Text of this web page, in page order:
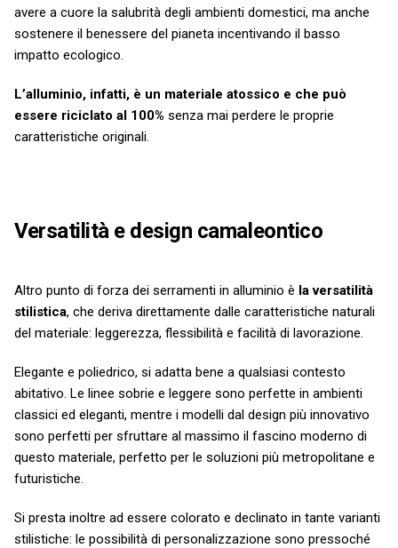
avere a cuore la salubrità degli ambienti domestici, ma anche
sostenere il benessere del pianeta incentivando il basso
impatto ecologico.
L’alluminio, infatti, è un materiale atossico e che può
essere riciclato al 100% senza mai perdere le proprie
caratteristiche originali.
Versatilità e design camaleontico
Altro punto di forza dei serramenti in alluminio è la versatilità
stilistica, che deriva direttamente dalle caratteristiche naturali
del materiale: leggerezza, flessibilità e facilità di lavorazione.
Elegante e poliedrico, si adatta bene a qualsiasi contesto
abitativo. Le linee sobrie e leggere sono perfette in ambienti
classici ed eleganti, mentre i modelli dal design più innovativo
sono perfetti per sfruttare al massimo il fascino moderno di
questo materiale, perfetto per le soluzioni più metropolitane e
futuristiche.
Si presta inoltre ad essere colorato e declinato in tante varianti
stilistiche: le possibilità di personalizzazione sono pressoché